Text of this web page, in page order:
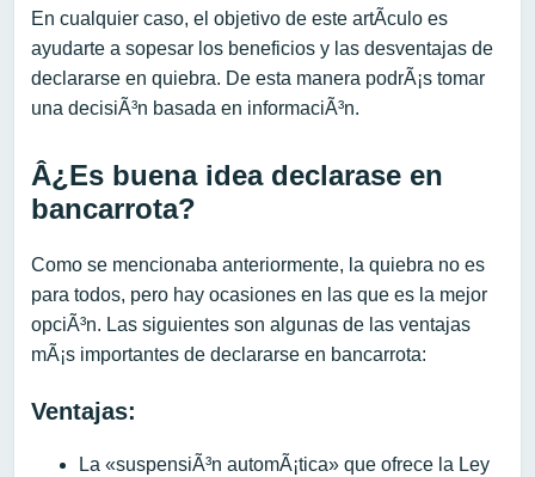
En cualquier caso, el objetivo de este artÃ­culo es
ayudarte a sopesar los beneficios y las desventajas de
declararse en quiebra. De esta manera podrÃ¡s tomar
una decisiÃ³n basada en informaciÃ³n.
Â¿Es buena idea declarase en
bancarrota?
Como se mencionaba anteriormente, la quiebra no es
para todos, pero hay ocasiones en las que es la mejor
opciÃ³n. Las siguientes son algunas de las ventajas
mÃ¡s importantes de declararse en bancarrota:
Ventajas:
La «suspensiÃ³n automÃ¡tica» que ofrece la Ley